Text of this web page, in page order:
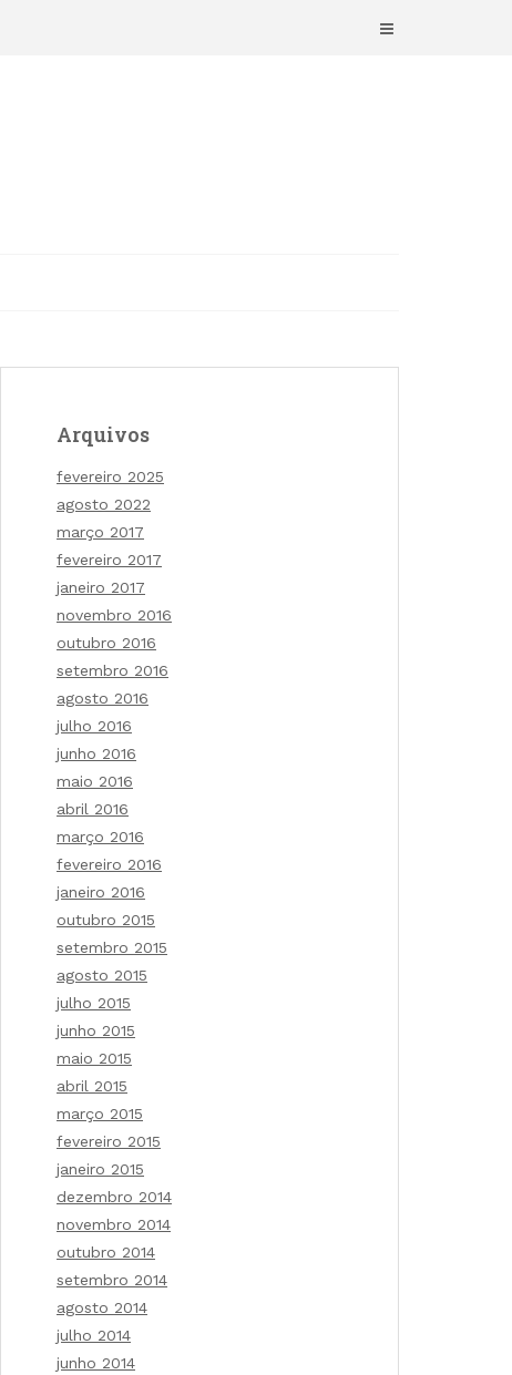
Arquivos
fevereiro 2025
agosto 2022
março 2017
fevereiro 2017
janeiro 2017
novembro 2016
outubro 2016
setembro 2016
agosto 2016
julho 2016
junho 2016
maio 2016
abril 2016
março 2016
fevereiro 2016
janeiro 2016
outubro 2015
setembro 2015
agosto 2015
julho 2015
junho 2015
maio 2015
abril 2015
março 2015
fevereiro 2015
janeiro 2015
dezembro 2014
novembro 2014
outubro 2014
setembro 2014
agosto 2014
julho 2014
junho 2014